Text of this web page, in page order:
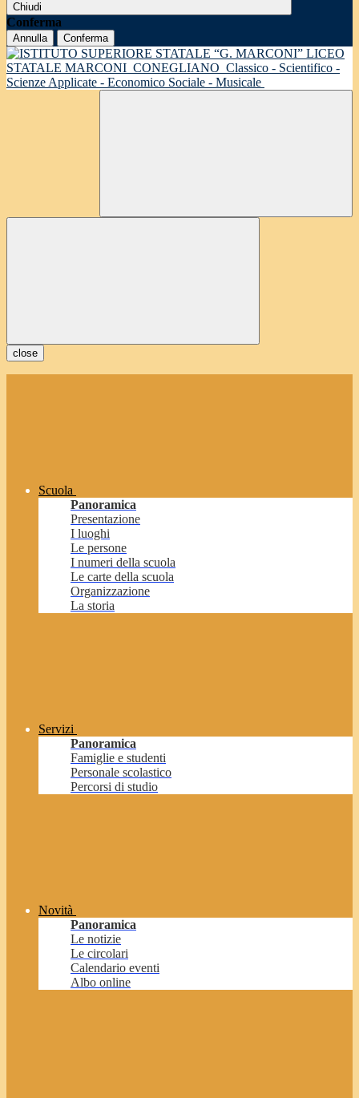
Chiudi
Conferma
Annulla Conferma
LICEO
STATALE MARCONI CONEGLIANO Classico - Scientifico -
Scienze Applicate - Economico Sociale - Musicale
close
Scuola
Panoramica
Presentazione
I luoghi
Le persone
I numeri della scuola
Le carte della scuola
Organizzazione
La storia
Servizi
Panoramica
Famiglie e studenti
Personale scolastico
Percorsi di studio
Novità
Panoramica
Le notizie
Le circolari
Calendario eventi
Albo online